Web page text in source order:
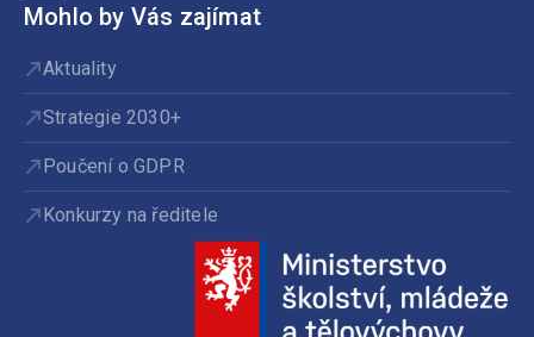
Mohlo by Vás zajímat
Aktuality
Strategie 2030+
Poučení o GDPR
Konkurzy na ředitele